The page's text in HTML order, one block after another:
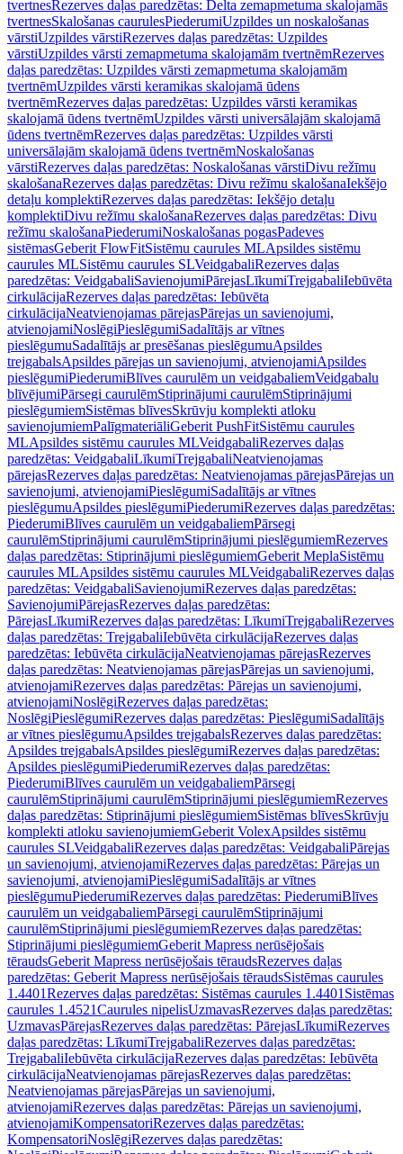
tvertnesRezerves daļas paredzētas: Delta zemapmetuma skalojamās
tvertnesSkalošanas caurulesPiederumiUzpildes un noskalošanas
vārstiUzpildes vārstiRezerves daļas paredzētas: Uzpildes
vārstiUzpildes vārsti zemapmetuma skalojamām tvertnēmRezerves
daļas paredzētas: Uzpildes vārsti zemapmetuma skalojamām
tvertnēmUzpildes vārsti keramikas skalojamā ūdens
tvertnēmRezerves daļas paredzētas: Uzpildes vārsti keramikas
skalojamā ūdens tvertnēmUzpildes vārsti universālajām skalojamā
ūdens tvertnēmRezerves daļas paredzētas: Uzpildes vārsti
universālajām skalojamā ūdens tvertnēmNoskalošanas
vārstiRezerves daļas paredzētas: Noskalošanas vārstiDivu režīmu
skalošanaRezerves daļas paredzētas: Divu režīmu skalošanaIekšējo
detaļu komplektiRezerves daļas paredzētas: Iekšējo detaļu
komplektiDivu režīmu skalošanaRezerves daļas paredzētas: Divu
režīmu skalošanaPiederumiNoskalošanas pogasPadeves
sistēmasGeberit FlowFitSistēmu caurules MLApsildes sistēmu
caurules MLSistēmu caurules SLVeidgabaliRezerves daļas
paredzētas: VeidgabaliSavienojumiPārejasLīkumiTrejgabaliIebūvēta
cirkulācijaRezerves daļas paredzētas: Iebūvēta
cirkulācijaNeatvienojamas pārejasPārejas un savienojumi,
atvienojamiNoslēgiPieslēgumiSadalītājs ar vītnes
pieslēgumuSadalītājs ar presēšanas pieslēgumuApsildes
trejgabalsApsildes pārejas un savienojumi, atvienojamiApsildes
pieslēgumiPiederumiBlīves caurulēm un veidgabaliemVeidgabalu
blīvējumiPārsegi caurulēmStiprinājumi caurulēmStiprinājumi
pieslēgumiemSistēmas blīvesSkrūvju komplekti atloku
savienojumiemPalīgmateriāliGeberit PushFitSistēmu caurules
MLApsildes sistēmu caurules MLVeidgabaliRezerves daļas
paredzētas: VeidgabaliLīkumiTrejgabaliNeatvienojamas
pārejasRezerves daļas paredzētas: Neatvienojamas pārejasPārejas un
savienojumi, atvienojamiPieslēgumiSadalītājs ar vītnes
pieslēgumuApsildes pieslēgumiPiederumiRezerves daļas paredzētas:
PiederumiBlīves caurulēm un veidgabaliemPārsegi
caurulēmStiprinājumi caurulēmStiprinājumi pieslēgumiemRezerves
daļas paredzētas: Stiprinājumi pieslēgumiemGeberit MeplaSistēmu
caurules MLApsildes sistēmu caurules MLVeidgabaliRezerves daļas
paredzētas: VeidgabaliSavienojumiRezerves daļas paredzētas:
SavienojumiPārejasRezerves daļas paredzētas:
PārejasLīkumiRezerves daļas paredzētas: LīkumiTrejgabaliRezerves
daļas paredzētas: TrejgabaliIebūvēta cirkulācijaRezerves daļas
paredzētas: Iebūvēta cirkulācijaNeatvienojamas pārejasRezerves
daļas paredzētas: Neatvienojamas pārejasPārejas un savienojumi,
atvienojamiRezerves daļas paredzētas: Pārejas un savienojumi,
atvienojamiNoslēgiRezerves daļas paredzētas:
NoslēgiPieslēgumiRezerves daļas paredzētas: PieslēgumiSadalītājs
ar vītnes pieslēgumuApsildes trejgabalsRezerves daļas paredzētas:
Apsildes trejgabalsApsildes pieslēgumiRezerves daļas paredzētas:
Apsildes pieslēgumiPiederumiRezerves daļas paredzētas:
PiederumiBlīves caurulēm un veidgabaliemPārsegi
caurulēmStiprinājumi caurulēmStiprinājumi pieslēgumiemRezerves
daļas paredzētas: Stiprinājumi pieslēgumiemSistēmas blīvesSkrūvju
komplekti atloku savienojumiemGeberit VolexApsildes sistēmu
caurules SLVeidgabaliRezerves daļas paredzētas: VeidgabaliPārejas
un savienojumi, atvienojamiRezerves daļas paredzētas: Pārejas un
savienojumi, atvienojamiPieslēgumiSadalītājs ar vītnes
pieslēgumuPiederumiRezerves daļas paredzētas: PiederumiBlīves
caurulēm un veidgabaliemPārsegi caurulēmStiprinājumi
caurulēmStiprinājumi pieslēgumiemRezerves daļas paredzētas:
Stiprinājumi pieslēgumiemGeberit Mapress nerūsējošais
tēraudsGeberit Mapress nerūsējošais tēraudsRezerves daļas
paredzētas: Geberit Mapress nerūsējošais tēraudsSistēmas caurules
1.4401Rezerves daļas paredzētas: Sistēmas caurules 1.4401 Sistēmas
caurules 1.4521Caurules nipelisUzmavasRezerves daļas paredzētas:
UzmavasPārejasRezerves daļas paredzētas: PārejasLīkumiRezerves
daļas paredzētas: LīkumiTrejgabaliRezerves daļas paredzētas:
TrejgabaliIebūvēta cirkulācijaRezerves daļas paredzētas: Iebūvēta
cirkulācijaNeatvienojamas pārejasRezerves daļas paredzētas:
Neatvienojamas pārejasPārejas un savienojumi,
atvienojamiRezerves daļas paredzētas: Pārejas un savienojumi,
atvienojamiKompensatoriRezerves daļas paredzētas:
KompensatoriNoslēgiRezerves daļas paredzētas: